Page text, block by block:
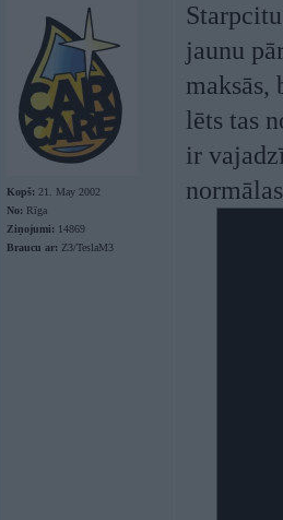
Kopš: 21. May 2002
No: Rīga
Ziņojumi: 14869
Braucu ar: Z3/TeslaM3
jaunu
maksās,
lēts tas
ir